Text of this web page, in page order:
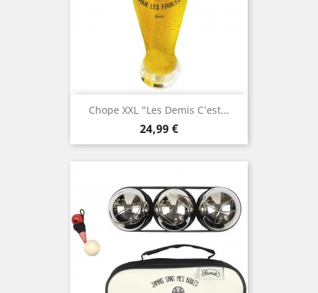
Chope XXL “Les Demis C’est...
Prix
24,99 €